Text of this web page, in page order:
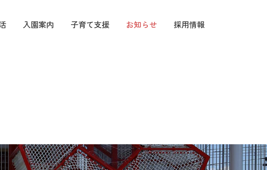
入園案内 子育て支援 お知らせ 採用情報